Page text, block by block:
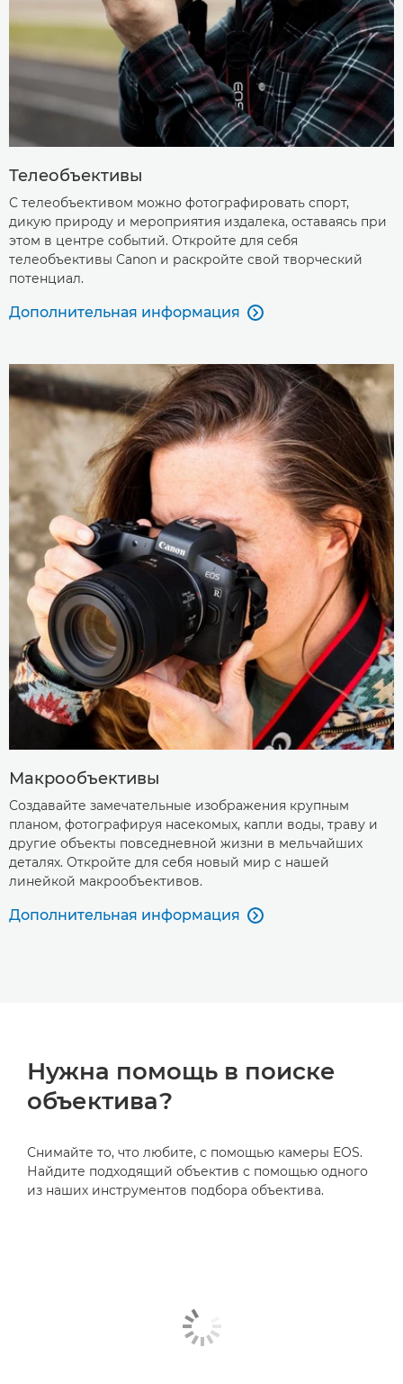
Телеобъективы
С телеобъективом можно фотографировать спорт,
дикую природу и мероприятия издалека, оставаясь при
этом в центре событий. Откройте для себя
телеобъективы Canon и раскройте свой творческий
потенциал.
Дополнительная информация 
Макрообъективы
Создавайте замечательные изображения крупным
планом, фотографируя насекомых, капли воды, траву и
другие объекты повседневной жизни в мельчайших
деталях. Откройте для себя новый мир с нашей
линейкой макрообъективов.
Дополнительная информация 
Нужна помощь в поиске
объектива?
Снимайте то, что любите, с помощью камеры EOS.
Найдите подходящий объектив с помощью одного
из наших инструментов подбора объектива.